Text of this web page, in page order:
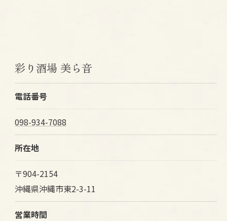
彩り酒場 美ら音
電話番号
098-934-7088
所在地
〒904-2154
沖縄県沖縄市東2-3-11
営業時間